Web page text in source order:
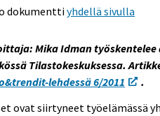
dokumenttiyhdellä sivulla
Mika Idman
Tilastokeskuksessa.
lehdessä 6/2011
.
ovat siirtyneet työelämässä